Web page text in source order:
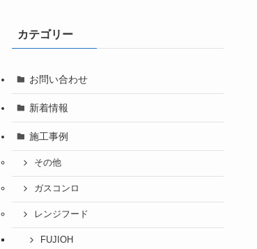
カテゴリー
お問い合わせ
新着情報
施工事例
その他
ガスコンロ
レンジフード
FUJIOH